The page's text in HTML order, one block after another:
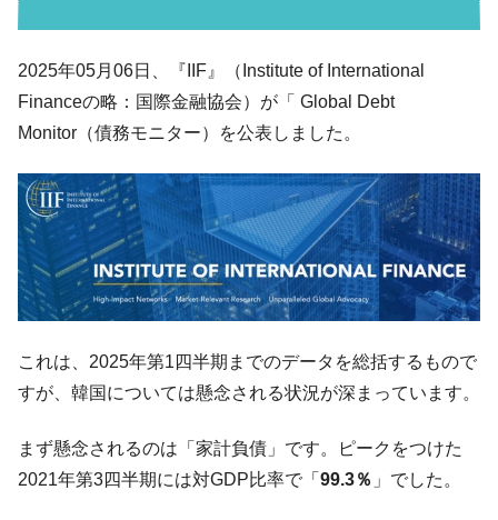
体だけで410億ドル、輸出全体の41％もある
や、若者に起業させよう」⇒ どんな雇用対策だソレ。
『Money1』
【韓国の外貨準備】2026年07月は4,279億ド
ル。外平債の発行「19.4億ドル」
『Money1』
韓国「ここは北朝鮮なのか。選管がサーバ
ーにウソのデータを入力したのは明白だ」
『Money1』
韓国･李在明さっそく不動産対策で浅薄な発
言。
『Money1』
韓国は「中国と同じく」投資に不適格な国
だ。
す」⇒「金を経由するドル入手」手段ではないのか？
『Money1』
韓国･外為取引量「1日当たり1,214.4億ド
2025年05月06日、『IIF』（Institute of International
Financeの略：国際金融協会）が「 Global Debt
Monitor（債務モニター）を公表しました。
これは、2025年第1四半期までのデータを総括するもので
すが、韓国については懸念される状況が深まっています。
まず懸念されるのは「家計負債」です。ピークをつけた
2021年第3四半期には対GDP比率で「 99.3％ 」でした。